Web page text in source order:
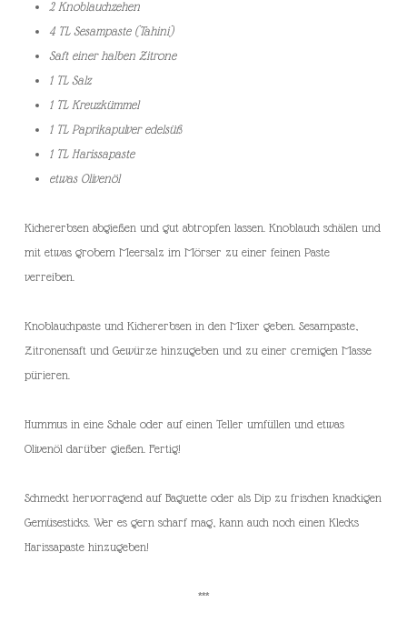
2 Knoblauchzehen
4 TL Sesampaste (Tahini)
Saft einer halben Zitrone
1 TL Salz
1 TL Kreuzkümmel
1 TL Paprikapulver edelsüß
1 TL Harissapaste
etwas Olivenöl
Kichererbsen abgießen und gut abtropfen lassen. Knoblauch schälen und
mit etwas grobem Meersalz im Mörser zu einer feinen Paste
verreiben.
Knoblauchpaste und Kichererbsen in den Mixer geben. Sesampaste,
Zitronensaft und Gewürze hinzugeben und zu einer cremigen Masse
pürieren.
Hummus in eine Schale oder auf einen Teller umfüllen und etwas
Olivenöl darüber gießen. Fertig!
Schmeckt hervorragend auf Baguette oder als Dip zu frischen knackigen
Gemüsesticks. Wer es gern scharf mag, kann auch noch einen Klecks
Harissapaste hinzugeben!
***